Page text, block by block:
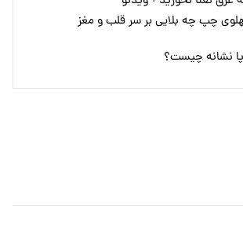
چپ چه بلایی بر سر قلب و مغز
نشانه چیست؟